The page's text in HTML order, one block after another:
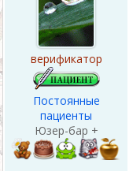
верификатор
Постоянные
пациенты
Юзер-бар +